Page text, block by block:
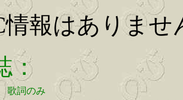
情報はありませ
：
歌詞のみ